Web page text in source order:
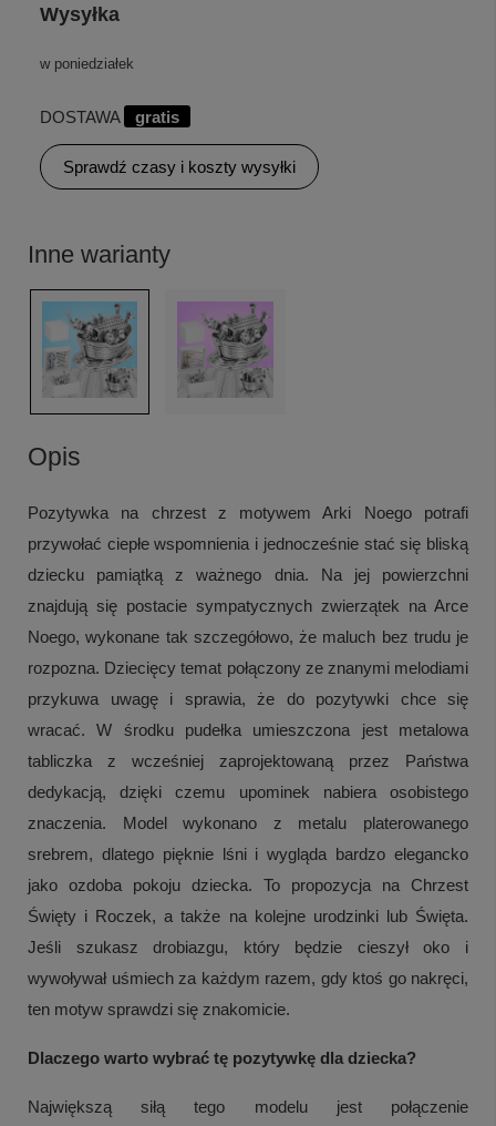
Wysyłka
w poniedziałek
DOSTAWA gratis
Sprawdź czasy i koszty wysyłki
Inne warianty
Opis
Pozytywka na chrzest z motywem Arki Noego potrafi
przywołać ciepłe wspomnienia i jednocześnie stać się bliską
dziecku pamiątką z ważnego dnia. Na jej powierzchni
znajdują się postacie sympatycznych zwierzątek na Arce
Noego, wykonane tak szczegółowo, że maluch bez trudu je
rozpozna. Dziecięcy temat połączony ze znanymi melodiami
przykuwa uwagę i sprawia, że do pozytywki chce się
wracać. W środku pudełka umieszczona jest metalowa
tabliczka z wcześniej zaprojektowaną przez Państwa
dedykacją, dzięki czemu upominek nabiera osobistego
znaczenia. Model wykonano z metalu platerowanego
srebrem, dlatego pięknie lśni i wygląda bardzo elegancko
jako ozdoba pokoju dziecka. To propozycja na Chrzest
Święty i Roczek, a także na kolejne urodzinki lub Święta.
Jeśli szukasz drobiazgu, który będzie cieszył oko i
wywoływał uśmiech za każdym razem, gdy ktoś go nakręci,
ten motyw sprawdzi się znakomicie.
Dlaczego warto wybrać tę pozytywkę dla dziecka?
Największą siłą tego modelu jest połączenie